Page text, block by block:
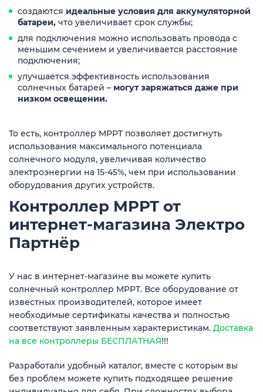
создаются идеальные условия для аккумуляторной
батареи, что увеличивает срок службы;
для подключения можно использовать провода с
меньшим сечением и увеличивается расстояние
подключения;
улучшается эффективность использования
солнечных батарей – могут заряжаться даже при
низком освещении.
То есть, контроллер MPPT позволяет достигнуть
использования максимального потенциала
солнечного модуля, увеличивая количество
электроэнергии на 15-45%, чем при использовании
оборудования других устройств.
Контроллер MPPT от
интернет-магазина Электро
Партнёр
У нас в интернет-магазине вы можете купить
солнечный контроллер MPPT. Все оборудование от
известных производителей, которое имеет
необходимые сертификаты качества и полностью
соответствуют заявленным характеристикам. Доставка
на все контроллеры БЕСПЛАТНАЯ!!!
Разработали удобный каталог, вместе с которым вы
без проблем можете купить подходящее решение